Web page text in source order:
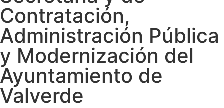
Contratación,
Administración Pública
y Modernización del
Ayuntamiento de
Valverde